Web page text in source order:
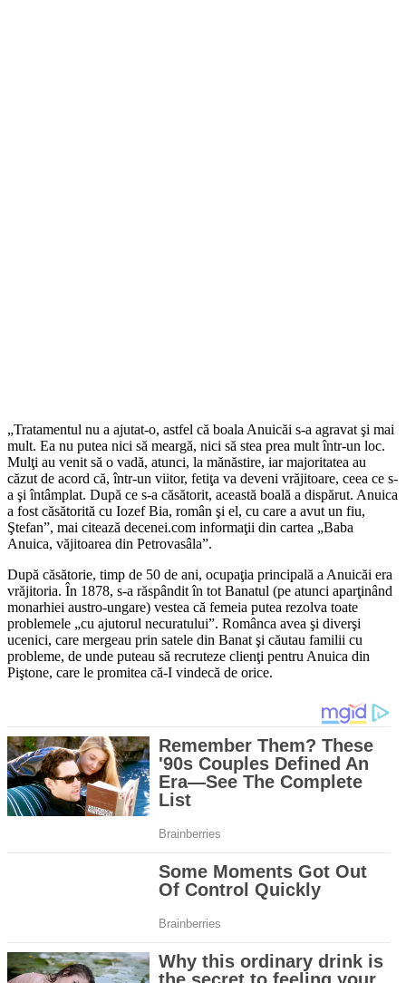
„Tratamentul nu a ajutat-o, astfel că boala Anuicăi s-a agravat şi mai
mult. Ea nu putea nici să meargă, nici să stea prea mult într-un loc.
Mulţi au venit să o vadă, atunci, la mănăstire, iar majoritatea au
căzut de acord că, într-un viitor, fetiţa va deveni vrăjitoare, ceea ce s-
a şi întâmplat. După ce s-a căsătorit, această boală a dispărut. Anuica
a fost căsătorită cu Iozef Bia, român şi el, cu care a avut un fiu,
Ştefan”, mai citează decenei.com informaţii din cartea „Baba
Anuica, văjitoarea din Petrovasâla”.
După căsătorie, timp de 50 de ani, ocupaţia principală a Anuicăi era
vrăjitoria. În 1878, s-a răspândit în tot Banatul (pe atunci aparţinând
monarhiei austro-ungare) vestea că femeia putea rezolva toate
problemele „cu ajutorul necuratului”. Românca avea şi diverşi
ucenici, care mergeau prin satele din Banat şi căutau familii cu
probleme, de unde puteau să recruteze clienţi pentru Anuica din
Piştone, care le promitea că-I vindecă de orice.